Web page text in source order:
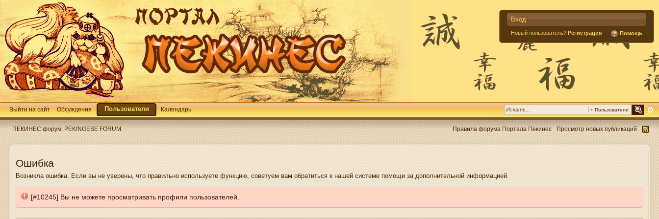
Вход
Новый пользователь? Регистрация Помощь
Пользователи
Выйти на сайт Обсуждения Пользователи Календарь
ПЕКИНЕС форум. PEKINGESE FORUM. Правила форума Портала Пекинес Просмотр новых публикаций
Ошибка
Возникла ошибка. Если вы не уверены, что правильно используете функцию, советуем вам обратиться к нашей системе помощи за дополнительной информацией.
[#10245] Вы не можете просматривать профили пользователей.